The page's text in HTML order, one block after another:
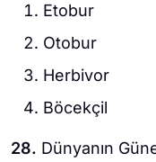
Etobur
Otobur
Herbivor
Böcekçil
28. Dünyanın